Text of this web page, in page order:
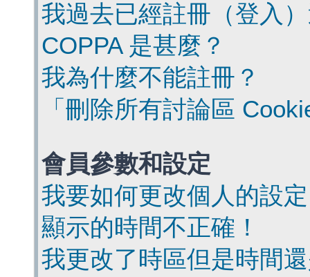
我過去已經註冊（登入
COPPA 是甚麼？
我為什麼不能註冊？
「刪除所有討論區
會員參數和設定
我要如何更改個人的設
顯示的時間不正確！
我更改了時區但是時間